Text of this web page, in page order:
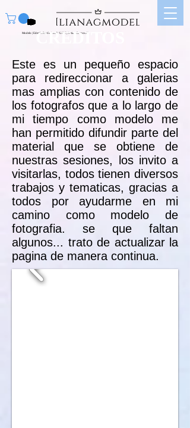
Modelo | Edecán Profesional | UGC | Artista Corporal |
CREDITOS
Este es un pequeño espacio
para redireccionar a galerias
mas amplias con contenido de
los fotografos que a lo largo de
mi tiempo como modelo me
han permitido difundir parte del
material que se obtiene de
nuestras sesiones, los invito a
visitarlas, todos tienen diversos
trabajos y tematicas, gracias a
todos por ayudarme en mi
camino como modelo de
fotografia. se que faltan
algunos... trato de actualizar la
pagina de manera continua.